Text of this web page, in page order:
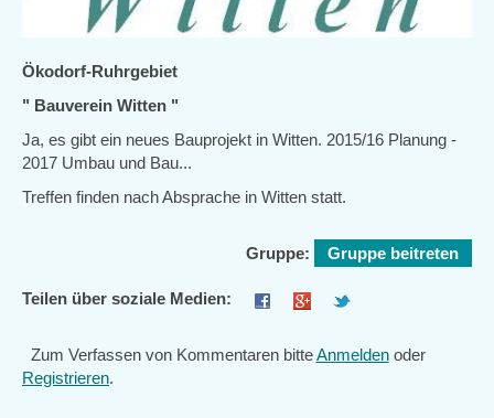
Ökodorf-Ruhrgebiet
" Bauverein Witten "
Ja, es gibt ein neues Bauprojekt in Witten. 2015/16 Planung -
2017 Umbau und Bau...
Treffen finden nach Absprache in Witten statt.
Gruppe: Gruppe beitreten
Teilen über soziale Medien:
Zum Verfassen von Kommentaren bitteAnmeldenoder
Registrieren.